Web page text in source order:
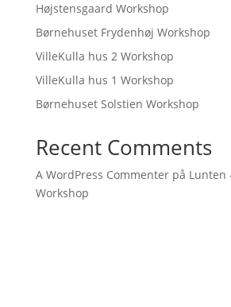
Højstensgaard Workshop
Børnehuset Frydenhøj Workshop
VilleKulla hus 2 Workshop
VilleKulla hus 1 Workshop
Børnehuset Solstien Workshop
Recent Comments
A WordPress Commenterpå Lunten
Workshop